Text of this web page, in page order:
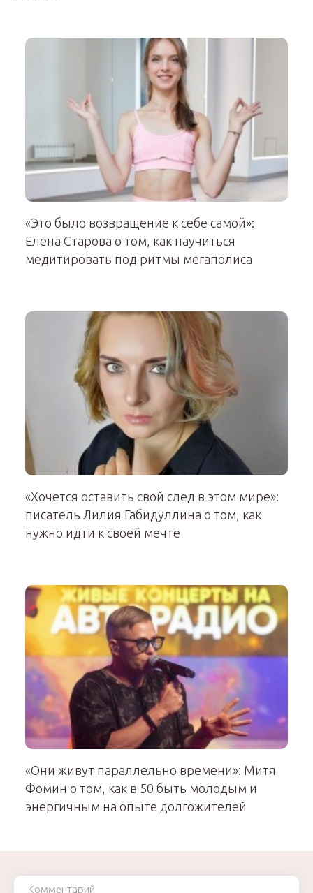
«Это было возвращение к себе самой»:
Елена Старова о том, как научиться
медитировать под ритмы мегаполиса
«Хочется оставить свой след в этом мире»:
писатель Лилия Габидуллина о том, как
нужно идти к своей мечте
«Они живут параллельно времени»: Митя
Фомин о том, как в 50 быть молодым и
энергичным на опыте долгожителей
Комментарий